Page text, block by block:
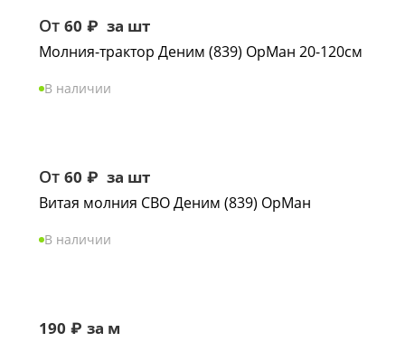
От 60 ₽ за шт
Молния-трактор Деним (839) ОрМан 20-120см
В наличии
От 60 ₽ за шт
Витая молния СВО Деним (839) ОрМан
В наличии
190 ₽ за м